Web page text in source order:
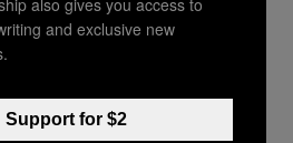
vědět, ať to příště
and exclusive new
Support for $2